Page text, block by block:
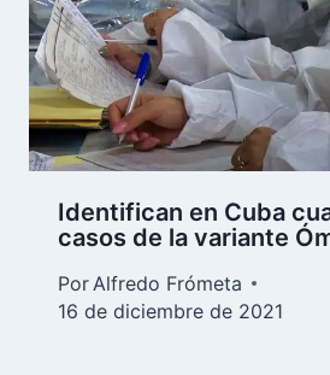
Identifican en Cuba
casos de la variante
Por Alfredo Frómeta
16 de diciembre de 2021